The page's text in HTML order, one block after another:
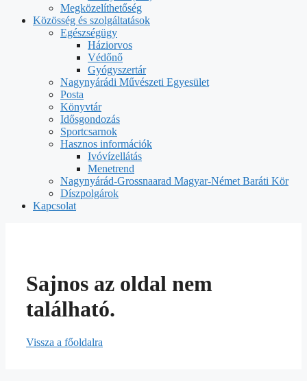
Megközelíthetőség
Közösség és szolgáltatások
Egészségügy
Háziorvos
Védőnő
Gyógyszertár
Nagynyárádi Művészeti Egyesület
Posta
Könyvtár
Idősgondozás
Sportcsarnok
Hasznos információk
Ivóvízellátás
Menetrend
Nagynyárád-Grossnaarad Magyar-Német Baráti Kör
Díszpolgárok
Kapcsolat
Sajnos az oldal nem
található.
Vissza a főoldalra